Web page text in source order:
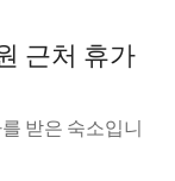
근처 휴가
받은 숙소입니